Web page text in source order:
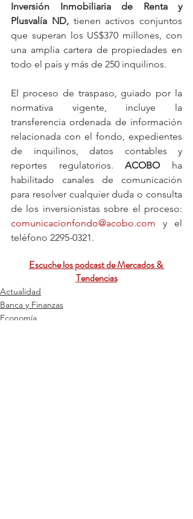
Inversión Inmobiliaria de Renta y
Plusvalía ND, tienen activos conjuntos
que superan los US$370 millones, con
una amplia cartera de propiedades en
todo el país y más de 250 inquilinos.
El proceso de traspaso, guiado por la
normativa vigente, incluye la
transferencia ordenada de información
relacionada con el fondo, expedientes
de inquilinos, datos contables y
reportes regulatorios. ACOBO ha
habilitado canales de comunicación
para resolver cualquier duda o consulta
comunicacionfondo@acobo.com y el
teléfono 2295-0321.
Escuche los podcast de Mercados &
Tendencias
Actualidad
Banca y Finanzas
Economía